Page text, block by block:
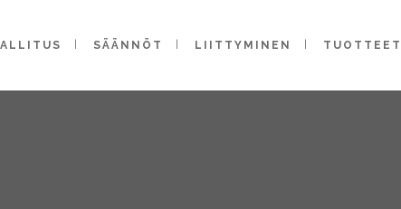
SÄÄNNÖT LIITTYMINEN TUOTTEET